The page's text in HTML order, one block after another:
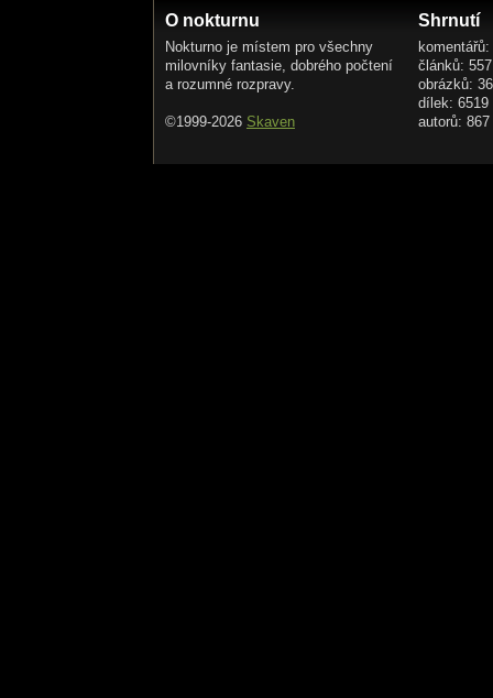
O nokturnu
Nokturno je místem pro všechny
milovníky fantasie, dobrého počtení
a rozumné rozpravy.
©1999-2026 Skaven
Shrnutí
článků: 557
obrázků:
dílek: 6519
autorů: 867